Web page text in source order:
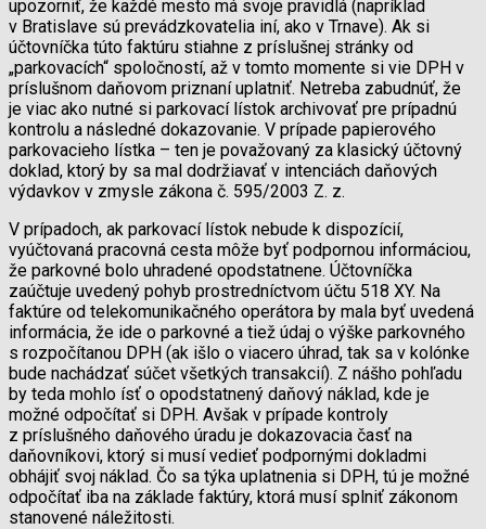
upozorniť, že každé mesto má svoje pravidlá (napríklad
v Bratislave sú prevádzkovatelia iní, ako v Trnave). Ak si
účtovníčka túto faktúru stiahne z príslušnej stránky od
„parkovacích“ spoločností, až v tomto momente si vie DPH v
príslušnom daňovom priznaní uplatniť. Netreba zabudnúť, že
je viac ako nutné si parkovací lístok archivovať pre prípadnú
kontrolu a následné dokazovanie. V prípade papierového
parkovacieho lístka – ten je považovaný za klasický účtovný
doklad, ktorý by sa mal dodržiavať v intenciách daňových
výdavkov v zmysle zákona č. 595/2003 Z. z.
V prípadoch, ak parkovací lístok nebude k dispozícií,
vyúčtovaná pracovná cesta môže byť podpornou informáciou,
že parkovné bolo uhradené opodstatnene. Účtovníčka
zaúčtuje uvedený pohyb prostredníctvom účtu 518 XY. Na
faktúre od telekomunikačného operátora by mala byť uvedená
informácia, že ide o parkovné a tiež údaj o výške parkovného
s rozpočítanou DPH (ak išlo o viacero úhrad, tak sa v kolónke
bude nachádzať súčet všetkých transakcií). Z nášho pohľadu
by teda mohlo ísť o opodstatnený daňový náklad, kde je
možné odpočítať si DPH. Avšak v prípade kontroly
z príslušného daňového úradu je dokazovacia časť na
daňovníkovi, ktorý si musí vedieť podpornými dokladmi
obhájiť svoj náklad. Čo sa týka uplatnenia si DPH, tú je možné
odpočítať iba na základe faktúry, ktorá musí splniť zákonom
stanovené náležitosti.